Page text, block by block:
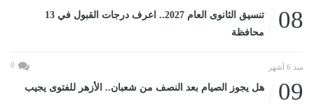
08
تنسيق الثانوى العام 2027.. اعرف درجات القبول في 13
محافظة
منذ 6 أشهر 0
09 هل يجوز الصيام بعد النصف من شعبان.. الأزهر للفتوى يجيب